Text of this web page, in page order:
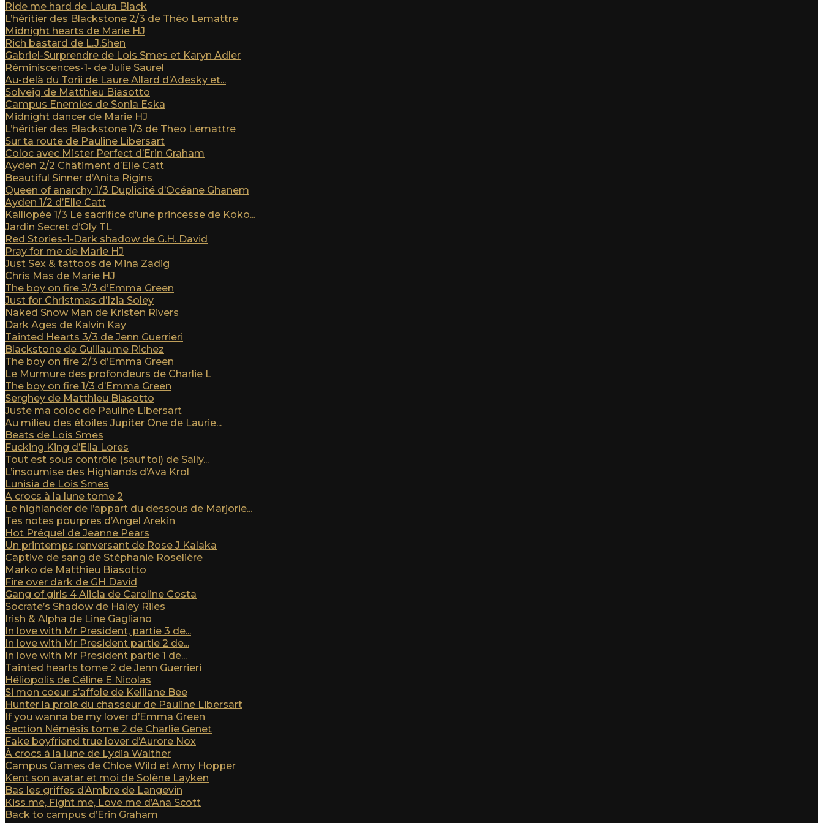
Ride me hard de Laura Black
L’héritier des Blackstone 2/3 de Théo Lemattre
Midnight hearts de Marie HJ
Rich bastard de L.J.Shen
Gabriel-Surprendre de Lois Smes et Karyn Adler
Réminiscences-1- de Julie Saurel
Au-delà du Torii de Laure Allard d’Adesky et...
Solveig de Matthieu Biasotto
Campus Enemies de Sonia Eska
Midnight dancer de Marie HJ
L’héritier des Blackstone 1/3 de Theo Lemattre
Sur ta route de Pauline Libersart
Coloc avec Mister Perfect d’Erin Graham
Ayden 2/2 Châtiment d’Elle Catt
Beautiful Sinner d’Anita Rigins
Queen of anarchy 1/3 Duplicité d’Océane Ghanem
Ayden 1/2 d’Elle Catt
Kalliopée 1/3 Le sacrifice d’une princesse de Koko...
Jardin Secret d’Oly TL
Red Stories-1-Dark shadow de G.H. David
Pray for me de Marie HJ
Just Sex & tattoos de Mina Zadig
Chris Mas de Marie HJ
The boy on fire 3/3 d’Emma Green
Just for Christmas d’Izia Soley
Naked Snow Man de Kristen Rivers
Dark Ages de Kalvin Kay
Tainted Hearts 3/3 de Jenn Guerrieri
Blackstone de Guillaume Richez
The boy on fire 2/3 d’Emma Green
Le Murmure des profondeurs de Charlie L
The boy on fire 1/3 d’Emma Green
Serghey de Matthieu Biasotto
Juste ma coloc de Pauline Libersart
Au milieu des étoiles Jupiter One de Laurie...
Beats de Lois Smes
Fucking King d’Ella Lores
Tout est sous contrôle (sauf toi) de Sally...
L’insoumise des Highlands d’Ava Krol
Lunisia de Lois Smes
A crocs à la lune tome 2
Le highlander de l’appart du dessous de Marjorie...
Tes notes pourpres d’Angel Arekin
Hot Préquel de Jeanne Pears
Un printemps renversant de Rose J Kalaka
Captive de sang de Stéphanie Roselière
Marko de Matthieu Biasotto
Fire over dark de GH David
Gang of girls 4 Alicia de Caroline Costa
Socrate’s Shadow de Haley Riles
Irish & Alpha de Line Gagliano
In love with Mr President, partie 3 de...
In love with Mr President partie 2 de...
In love with Mr President partie 1 de...
Tainted hearts tome 2 de Jenn Guerrieri
Héliopolis de Céline E Nicolas
Si mon coeur s’affole de Kelilane Bee
Hunter la proie du chasseur de Pauline Libersart
If you wanna be my lover d’Emma Green
Section Némésis tome 2 de Charlie Genet
Fake boyfriend true lover d’Aurore Nox
À crocs à la lune de Lydia Walther
Campus Games de Chloe Wild et Amy Hopper
Kent son avatar et moi de Solène Layken
Bas les griffes d’Ambre de Langevin
Kiss me, Fight me, Love me d’Ana Scott
Back to campus d’Erin Graham